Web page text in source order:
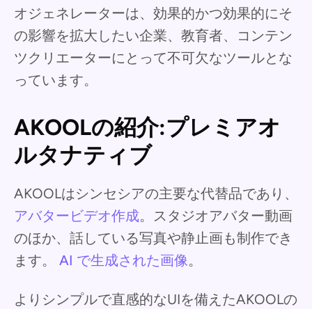
オジェネレーターは、効果的かつ効果的にそ
の影響を拡大したい企業、教育者、コンテン
ツクリエーターにとって不可欠なツールとな
っています。
AKOOLの紹介:プレミアオ
ルタナティブ
AKOOLはシンセシアの主要な代替品であり、
アバタービデオ作成。スタジオアバター動画
のほか、話している写真や静止画も制作でき
ます。 AI で生成された画像。
よりシンプルで直感的なUIを備えたAKOOLの